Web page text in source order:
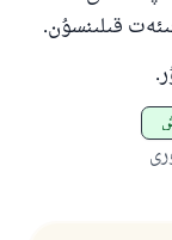
قىلىنسۇن.